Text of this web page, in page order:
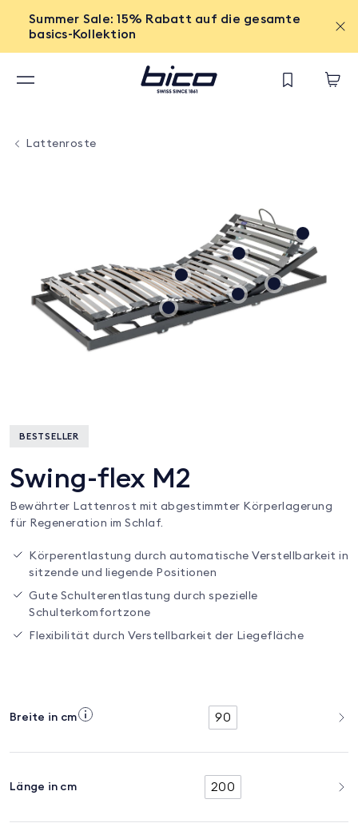
Summer Sale: 15% Rabatt auf die gesamte
basics-Kollektion
Lattenroste
BESTSELLER
Swing-flex M2
Bewährter Lattenrost mit abgestimmter Körperlagerung
für Regeneration im Schlaf.
Körperentlastung durch automatische Verstellbarkeit in
sitzende und liegende Positionen
Gute Schulterentlastung durch spezielle
Schulterkomfortzone
Flexibilität durch Verstellbarkeit der Liegefläche
Breite in cm 90
Länge in cm 200